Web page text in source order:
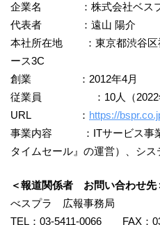
企業名 ：株式会社ベス
代表者 ：遠山 陽介
本社所在地 ：東京都渋谷区
ース3C
創業 ：2012年4月
従業員 ：10人（2022年
URL ： https://
事業内容 ：ITサービス事業
タイムセール』の運営）、シス
＜報道関係者 お問い合わせ先
べスプラ 広報事務局
TEL：03-5411-0066 FAX：